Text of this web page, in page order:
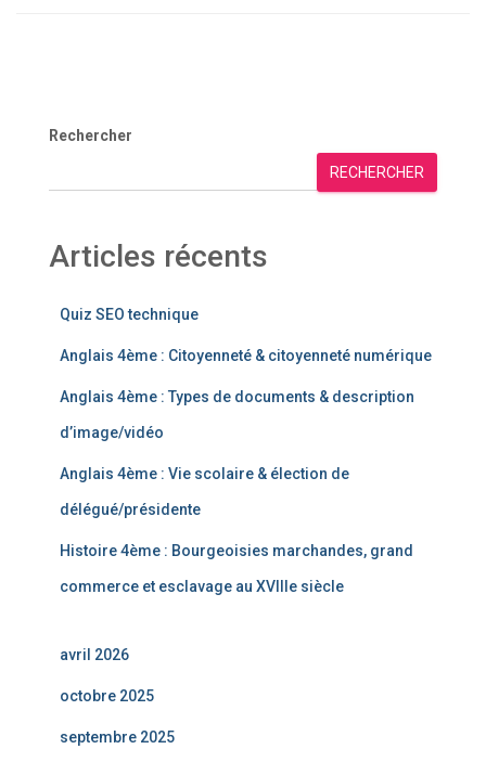
Rechercher
RECHERCHER
Articles récents
Quiz SEO technique
Anglais 4ème : Citoyenneté & citoyenneté numérique
Anglais 4ème : Types de documents & description
d’image/vidéo
Anglais 4ème : Vie scolaire & élection de
délégué/présidente
Histoire 4ème : Bourgeoisies marchandes, grand
commerce et esclavage au XVIIIe siècle
avril 2026
octobre 2025
septembre 2025